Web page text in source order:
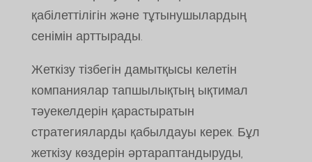
қабілеттілігін және тұтынушылардың
сенімін арттырады.
Жеткізу тізбегін дамытқысы келетін
компаниялар тапшылықтың ықтимал
тәуекелдерін қарастыратын
стратегияларды қабылдауы керек. Бұл
жеткізу көздерін әртараптандыруды,